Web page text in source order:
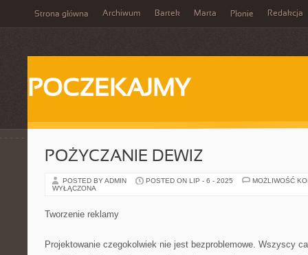
Strona główna Archiwum Bartek Marta Płonie Redakcja
POCZEKAJMY
POŻYCZANIE DEWIZ
POSTED BY ADMIN POSTED ON LIP - 6 - 2025
MOŻLIWOŚĆ
WYŁĄCZONA
Tworzenie reklamy
Projektowanie czegokolwiek nie jest bezproblemowe. Wszyscy